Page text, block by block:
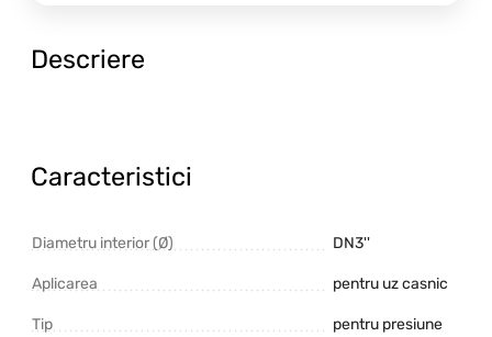
Descriere
Caracteristici
Diametru interior (Ø) DN3''
Aplicarea pentru uz casnic
Tip pentru presiune